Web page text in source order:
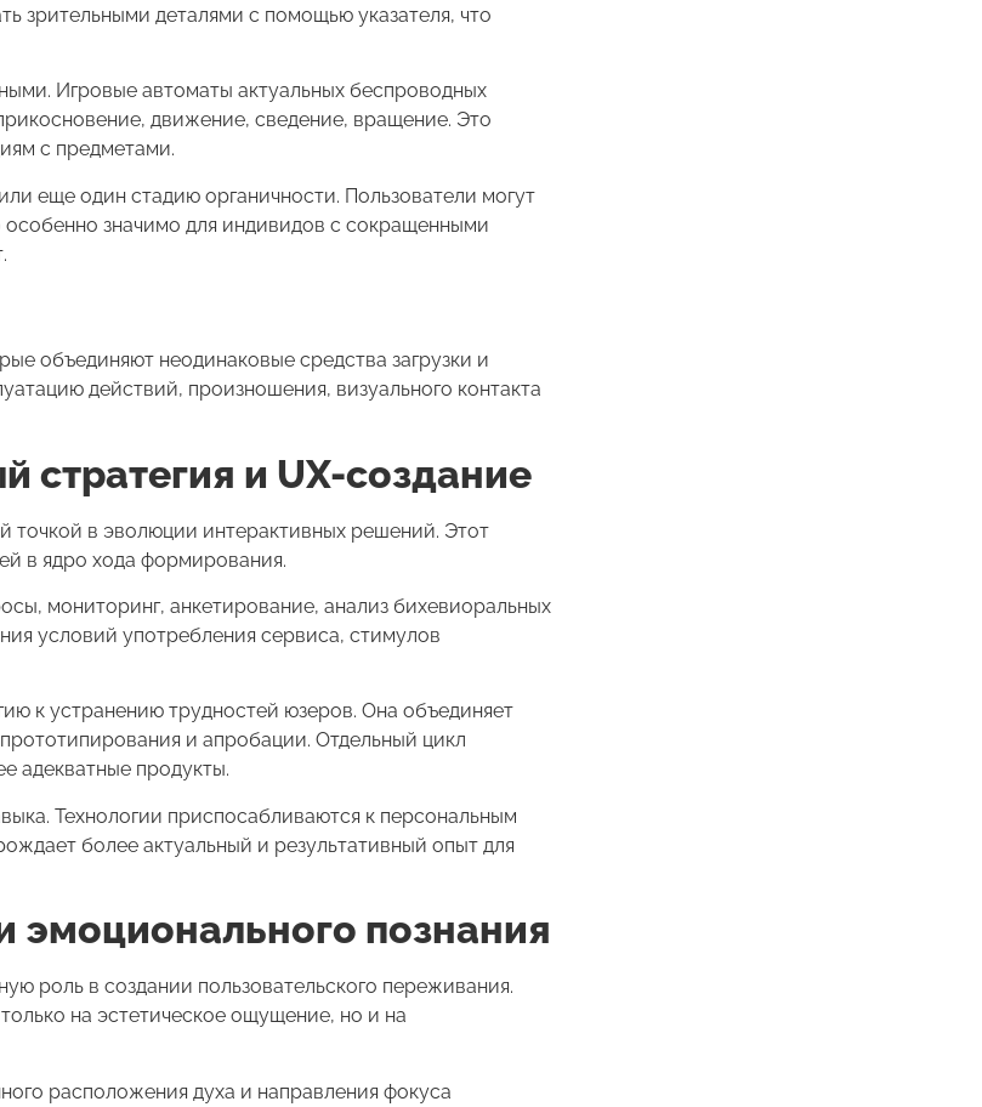
зрительными деталями с помощью указателя, что
Игровые автоматы актуальных беспроводных
движение, сведение, вращение. Это
с предметами.
еще один стадию органичности. Пользователи могут
значимо для индивидов с сокращенными
объединяют неодинаковые средства загрузки и
действий, произношения, визуального контакта
и UX-создание
точкой в эволюции интерактивных решений. Этот
в ядро хода формирования.
мониторинг, анкетирование, анализ бихевиоральных
условий употребления сервиса, стимулов
к устранению трудностей юзеров. Она объединяет
и апробации. Отдельный цикл
адекватные продукты.
Технологии приспосабливаются к персональным
более актуальный и результативный опыт для
эмоционального познания
роль в создании пользовательского переживания.
на эстетическое ощущение, но и на
расположения духа и направления фокуса